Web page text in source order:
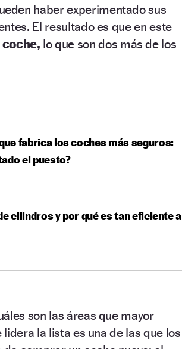
haber experimentado sus
El resultado es que en este
lo que son dos más de los
fabrica los coches más seguros:
el puesto?
cilindros y por qué es tan eficiente a
son las áreas que mayor
la lista es una de las que los